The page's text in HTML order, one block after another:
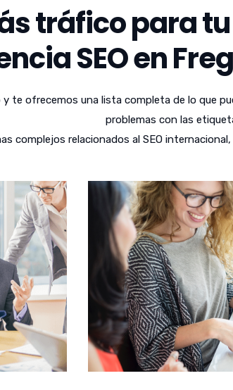
tráfico para
SEO en
te ofrecemos una lista completa de lo que
problemas con las
complejos relacionados al SEO